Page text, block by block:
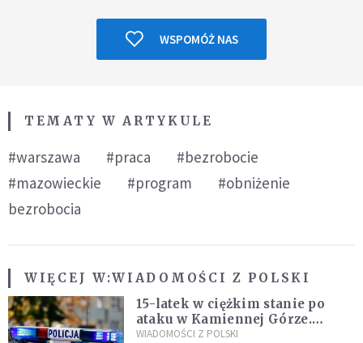
WSPOMÓŻ NAS
TEMATY W ARTYKULE
#warszawa #praca
#bezrobocie
#mazowieckie
#program
#obniżenie
bezrobocia
WIĘCEJ W:WIADOMOŚCI Z POLSKI
15-latek w ciężkim stanie po
ataku w Kamiennej Górze.
Policja zatrzymała dwóch
WIADOMOŚCI Z POLSKI